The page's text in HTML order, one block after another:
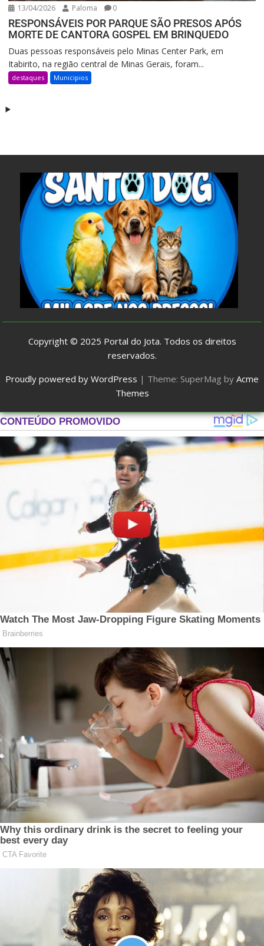
13/04/2026 Paloma 0
RESPONSÁVEIS POR PARQUE SÃO PRESOS APÓS
MORTE DE CANTORA GOSPEL EM BRINQUEDO
Duas pessoas responsáveis pelo Minas Center Park, em
Itabirito, na região central de Minas Gerais, foram...
destaques Municipios
Copyright © 2025 Portal do Jota. Todos os direitos
reservados.
Proudly powered by WordPress | Theme: SuperMag by Acme
Themes